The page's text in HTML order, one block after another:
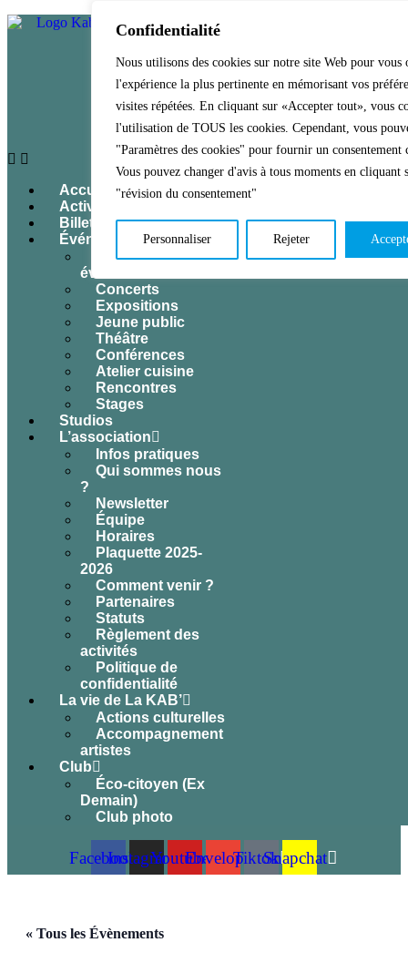
Confidentialité
Nous utilisons des cookies sur notre site Web pour
l'expérience la plus pertinente en mémorisant vos
visites répétées. En cliquant sur «Accepter tout», vous
l'utilisation de TOUS les cookies. Cependant, vous
"Paramètres des cookies" pour fournir un consentement
Vous pouvez changer d'avis à tous moments en cliquant
"révision du consentement"
Personnaliser Rejeter
Accueil
Activités & Inscriptions
Billetterie
Événements
Tous les
événements
Concerts
Expositions
Jeune public
Théâtre
Conférences
Atelier cuisine
Rencontres
Stages
Studios
L’association
Infos pratiques
Qui sommes nous
?
Newsletter
Équipe
Horaires
Plaquette 2025-
2026
Comment venir ?
Partenaires
Statuts
Règlement des
activités
Politique de
confidentialité
La vie de La KAB’
Actions culturelles
Accompagnement
artistes
Club
Éco-citoyen (Ex
Demain)
Club photo
FacebookInstagramYoutubeEnvelopeTiktokSnapchat
« Tous les Évènements